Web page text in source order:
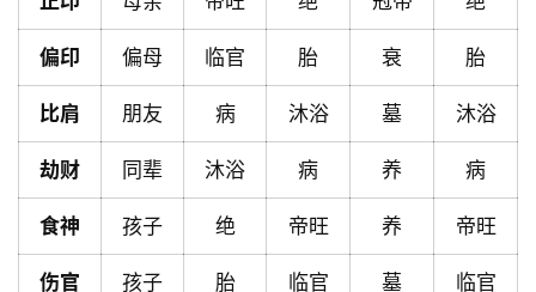
页
黄
占
卜
偏印 偏母 临官 胎 衰 胎
比肩 朋友 病 沐浴 墓 沐浴
劫财 同辈 沐浴 病 养 病
食神 孩子 绝 帝旺 养 帝旺
伤官 孩子 胎 临官 墓 临官